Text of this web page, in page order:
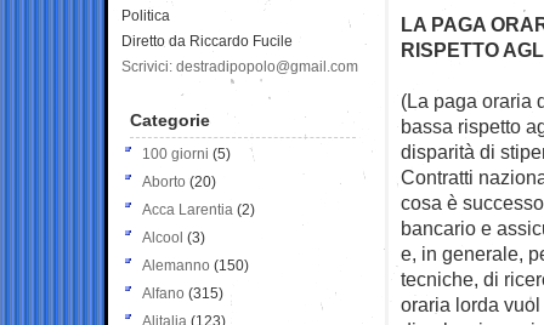
LA PAGA
RISPETTO
(La paga oraria
bassa rispetto
disparità di
Contratti
cosa è
bancario e
e, in generale,
tecniche, di
oraria lorda
Politica
Diretto da Riccardo Fucile
Scrivici: destradipopolo@gmail.com
Categorie
100 giorni (5)
Aborto (20)
Acca Larentia (2)
Alcool (3)
Alemanno (150)
Alfano (315)
Alitalia (123)